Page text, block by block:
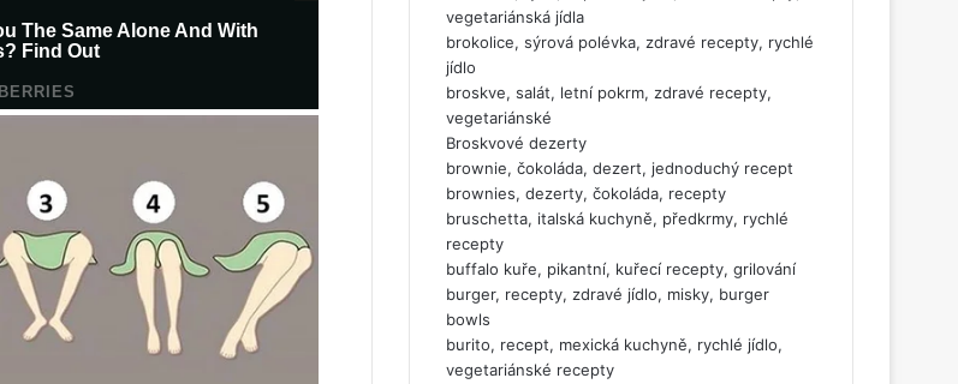
vegetariánská jídla
brokolice, sýrová polévka, zdravé recepty, rychlé
jídlo
broskve, salát, letní pokrm, zdravé recepty,
vegetariánské
Broskvové dezerty
brownie, čokoláda, dezert, jednoduchý recept
brownies, dezerty, čokoláda, recepty
bruschetta, italská kuchyně, předkrmy, rychlé
recepty
buffalo kuře, pikantní, kuřecí recepty, grilování
burger, recepty, zdravé jídlo, misky, burger
bowls
burito, recept, mexická kuchyně, rychlé jídlo,
vegetariánské recepty